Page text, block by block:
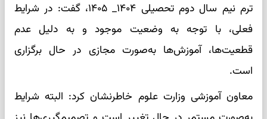
ترم نیم سال دوم تحصیلی ۱۴۰۴_ ۱۴۰۵، گفت: در شرایط
فعلی، با توجه به وضعیت موجود و به دلیل عدم
قطعیت‌ها، آموزش‌ها به‌صورت مجازی در حال برگزاری
است.
معاون آموزشی وزارت علوم خاطرنشان کرد: البته شرایط